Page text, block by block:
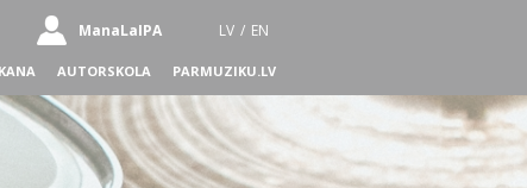
ManaLaIPA LV / EN
AUTORSKOLA PARMUZIKU.LV